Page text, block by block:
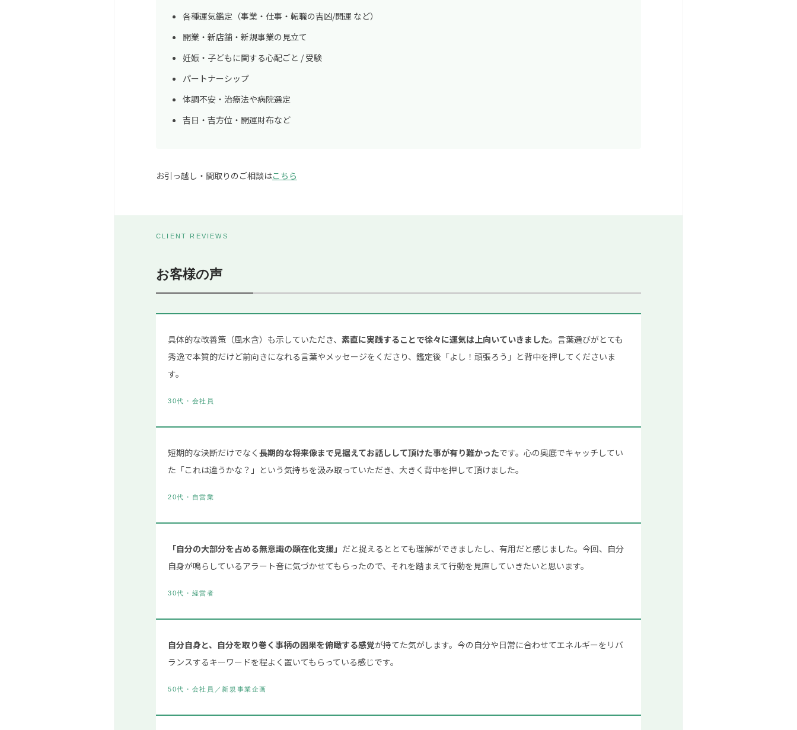
各種運気鑑定（事業・仕事・転職の吉凶/開運 など）
開業・新店舗・新規事業の見立て
妊娠・子どもに関する心配ごと / 受験
パートナーシップ
体調不安・治療法や病院選定
吉日・吉方位・開運財布など
お引っ越し・間取りのご相談はこちら
CLIENT REVIEWS
お客様の声
具体的な改善策（風水含）も示していただき、 素直に実践することで徐々に運気は上向いていきました。言葉選びがとても
秀逸で本質的だけど前向きになれる言葉やメッセージをくださり、鑑定後「よし！頑張ろう」と背中を押してくださいま
す。
30代・会社員
短期的な決断だけでなく 長期的な将来像まで見据えてお話しして頂けた事が有り難かったです。心の奥底でキャッチしてい
た「これは違うかな？」という気持ちを汲み取っていただき、大きく背中を押して頂けました。
20代・自営業
「自分の大部分を占める無意識の顕在化支援」 だと捉えるととても理解ができましたし、有用だと感じました。今回、自分
自身が鳴らしているアラート音に気づかせてもらったので、それを踏まえて行動を見直していきたいと思います。
30代・経営者
自分自身と、自分を取り巻く事柄の因果を俯瞰する感覚が持てた気がします。今の自分や日常に合わせてエネルギーをリバ
ランスするキーワードを程よく置いてもらっている感じです。
50代・会社員／新規事業企画